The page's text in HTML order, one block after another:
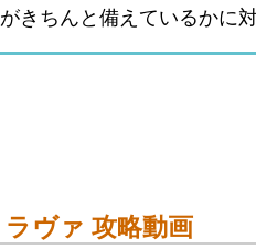
きちんと備えているかに
ヴァ 攻略動画